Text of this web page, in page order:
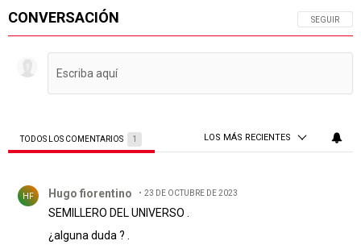
CONVERSACIÓN SIGA ESTA
SEGUIR
TODOS LOS COMENTARIOS 1 LOS MÁS RECIENTES
HF Hugo fiorentino 23 DE OCTUBRE DE 2023
SEMILLERO DEL UNIVERSO .
¿alguna duda ? .